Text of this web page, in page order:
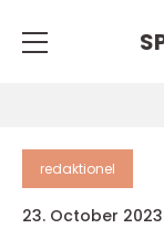
redaktionel
23. October 2023